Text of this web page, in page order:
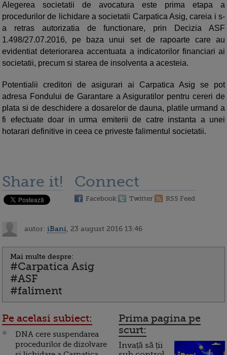
Alegerea societatii de avocatura este prima etapa a
procedurilor de lichidare a societatii Carpatica Asig, careia i s-
a retras autorizatia de functionare, prin Decizia ASF
1.498/27.07.2016, pe baza unui set de rapoarte care au
evidentiat deteriorarea accentuata a indicatorilor financiari ai
societatii, precum si starea de insolventa a acesteia.
Potentialii creditori de asigurari ai Carpatica Asig se pot
adresa Fondului de Garantare a Asiguratilor pentru cereri de
plata si de deschidere a dosarelor de dauna, platile urmand a
fi efectuate doar in urma emiterii de catre instanta a unei
hotarari definitive in ceea ce priveste falimentul societatii.
Share it! Connect
Facebook Twitter RSS Feed
autor: iBani , 23 august 2016 13:46
Mai multe despre:
#Carpatica Asig
#ASF
#faliment
Pe acelasi subiect:
DNA cere suspendarea
procedurilor de dizolvare
Prima pagina pe
scurt:
Invață să ții